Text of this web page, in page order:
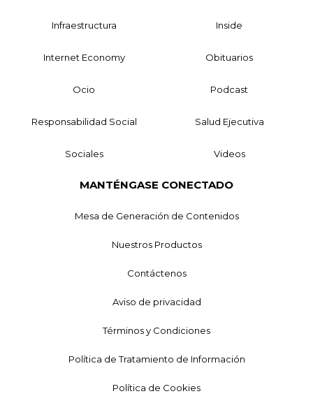
Infraestructura Inside
Internet Economy Obituarios
Ocio Podcast
Responsabilidad Social Salud Ejecutiva
Sociales Videos
MANTÉNGASE CONECTADO
Mesa de Generación de Contenidos
Nuestros Productos
Contáctenos
Aviso de privacidad
Términos y Condiciones
Política de Tratamiento de Información
Política de Cookies